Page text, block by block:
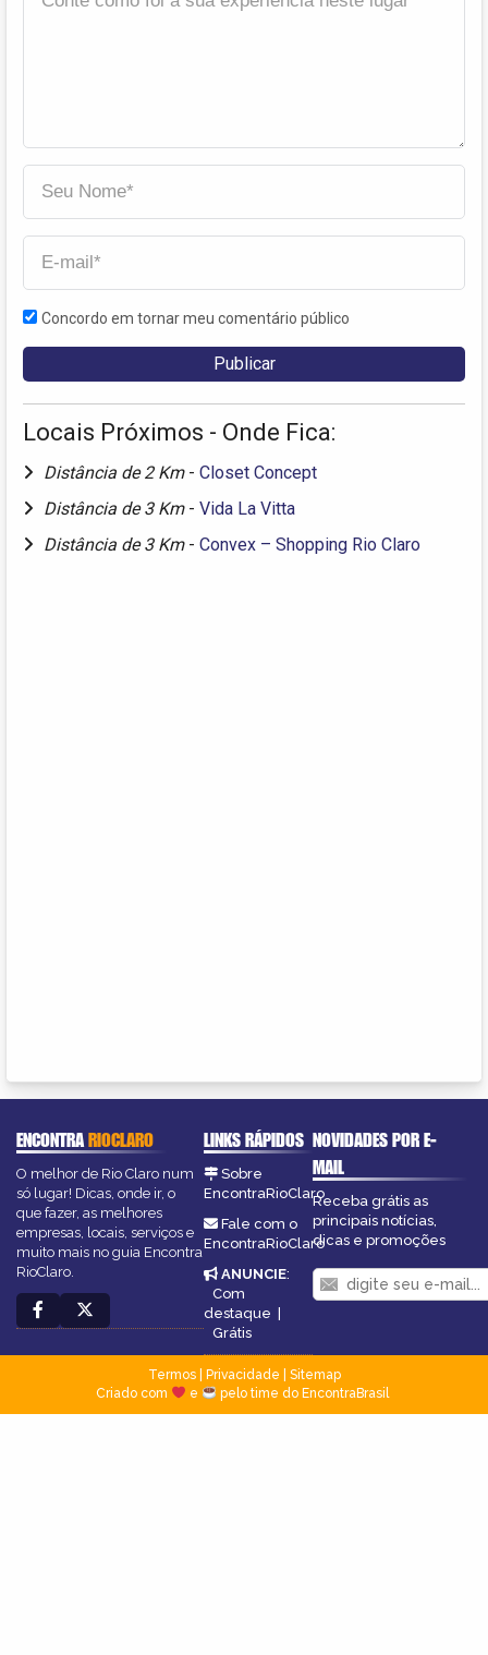
Concordo em tornar meu comentário público
Locais Próximos - Onde Fica:
Distância de 2 Km - Closet Concept
Distância de 3 Km - Vida La Vitta
Distância de 3 Km - Convex – Shopping Rio Claro
ENCONTRARIOCLARO
O melhor de Rio Claro num
só lugar! Dicas, onde ir, o
que fazer, as melhores
empresas, locais, serviços e
muito mais no guia Encontra
RioClaro.
LINKS RÁPIDOS
Sobre
EncontraRioClaro
Fale com o
EncontraRioClaro
ANUNCIE:
Com
destaque |
Grátis
NOVIDADES POR E-
MAIL
Receba grátis as
principais notícias,
dicas e promoções
Termos| Privacidade
Sitemap
Criado com
e pelo time do EncontraBrasil